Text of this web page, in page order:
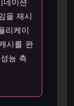
네이션
을 재시
리케이
시를 완
능 측